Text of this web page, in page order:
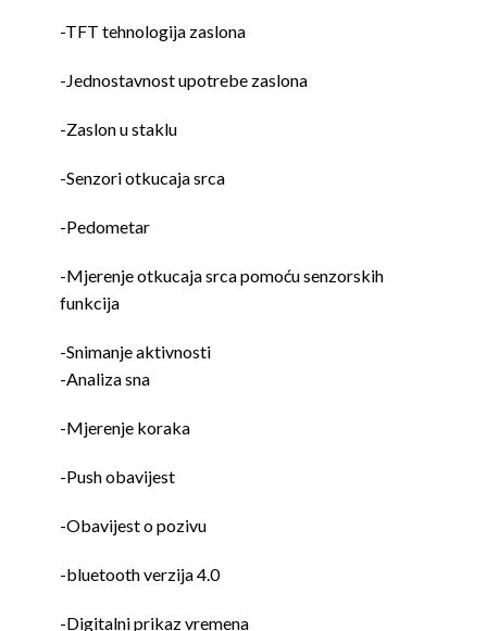
-TFT tehnologija zaslona
-Jednostavnost upotrebe zaslona
-Zaslon u staklu
-Senzori otkucaja srca
-Pedometar
-Mjerenje otkucaja srca pomoću senzorskih
funkcija
-Snimanje aktivnosti
-Analiza sna
-Mjerenje koraka
-Push obavijest
-Obavijest o pozivu
-bluetooth verzija 4.0
-Digitalni prikaz vremena